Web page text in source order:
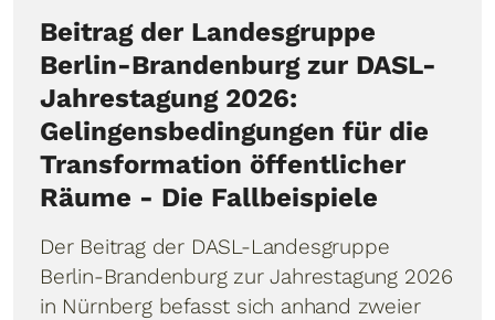
Beitrag der Landesgruppe
Berlin-Brandenburg zur DASL-
Jahrestagung 2026:
Gelingensbedingungen für die
Transformation öffentlicher
Räume - Die Fallbeispiele
Der Beitrag der DASL-Landesgruppe
Berlin-Brandenburg zur Jahrestagung 2026
in Nürnberg befasst sich anhand zweier